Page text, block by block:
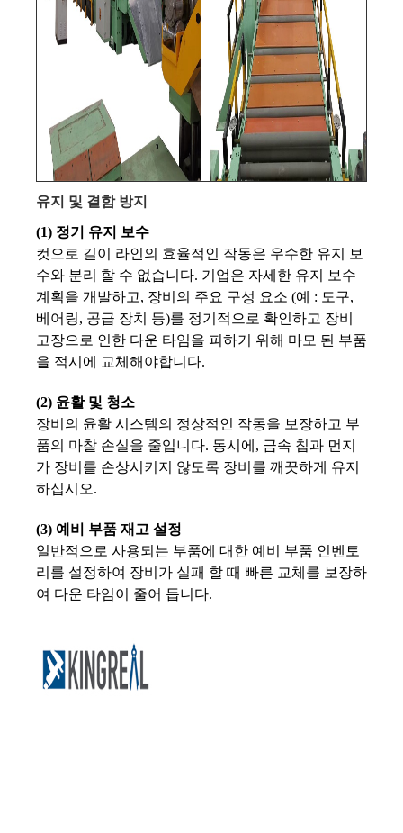
유지 및 결함 방지
(1) 정기 유지 보수
컷으로 길이 라인의 효율적인 작동은 우수한 유지 보
수와 분리 할 수 ​​없습니다. 기업은 자세한 유지 보수
계획을 개발하고, 장비의 주요 구성 요소 (예 : 도구,
베어링, 공급 장치 등)를 정기적으로 확인하고 장비
고장으로 인한 다운 타임을 피하기 위해 마모 된 부품
을 적시에 교체해야합니다.
(2) 윤활 및 청소
장비의 윤활 시스템의 정상적인 작동을 보장하고 부
품의 마찰 손실을 줄입니다. 동시에, 금속 칩과 먼지
가 장비를 손상시키지 않도록 장비를 깨끗하게 유지
하십시오.
(3) 예비 부품 재고 설정
일반적으로 사용되는 부품에 대한 예비 부품 인벤토
리를 설정하여 장비가 실패 할 때 빠른 교체를 보장하
여 다운 타임이 줄어 듭니다.